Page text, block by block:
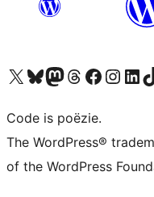
Bezoek ons X (voorheen Twitter) account
Bezoek ons Bluesky account
Bezoek ons Mastodon account
Bezoek ons Threads account
Onze Facebook pagina
Bezoek onsBezoek
Code is poëzie.
The WordPress®
of the WordPress